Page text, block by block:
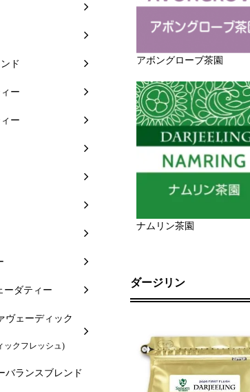
アボングローブ茶園
ナムリン茶園
ダージリン
ド
ー
ー
ーダティー
ヴェーディック
ックフレッシュ)
バランスブレンド